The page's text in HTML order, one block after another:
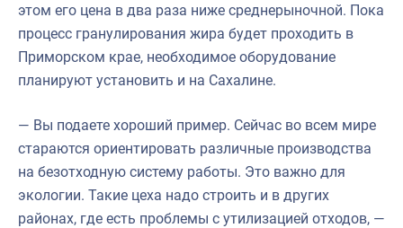
этом его цена в два раза ниже среднерыночной. Пока
процесс гранулирования жира будет проходить в
Приморском крае, необходимое оборудование
планируют установить и на Сахалине.
— Вы подаете хороший пример. Сейчас во всем мире
стараются ориентировать различные производства
на безотходную систему работы. Это важно для
экологии. Такие цеха надо строить и в других
районах, где есть проблемы с утилизацией отходов, —